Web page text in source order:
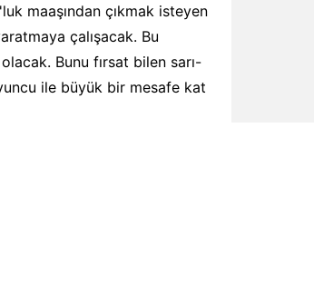
maaşından çıkmak isteyen
çalışacak. Bu
Bunu fırsat bilen sarı-
ile büyük bir mesafe kat